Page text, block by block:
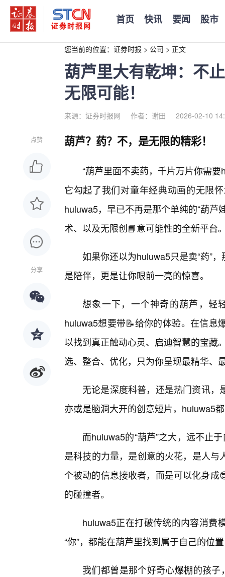
首页 快讯 要闻 股市
您当前的位置： 证券时报 > 公司 > 正文
葫芦里大有乾坤：不
无限可能！
来源：证券时报网 作者：谢田 2026-02-10
点赞
分享
葫芦？药？不，是无限的精彩！
“葫芦里面不卖药，千片万片你需
它勾起了我们对童年经典动画的无限
huluwa5，早已不再是那个单纯的“葫芦
术、以及无限创📘意可能性的全新平台
如果你还以为huluwa5只是卖“药”
是陪伴，更是让你眼前一亮的惊喜。
想象一下，一个神奇的葫芦，轻
huluwa5想要带📝给你的体验。在信息
以找到真正触动心灵、启迪智慧的宝藏
选、整合、优化，只为你呈现最精华、
无论是深度科普，还是热门资讯
亦或是脑洞大开的创意短片，huluwa5
而huluwa5的“葫芦”之大，远不止
是科技的力量，是创意的火花，是人
个被动的信息接收者，而是可以化身
的碰撞者。
huluwa5正在打破传统的内容消费
“你”，都能在葫芦里找到属于自己的位
我们都曾是那个好奇心爆棚的孩